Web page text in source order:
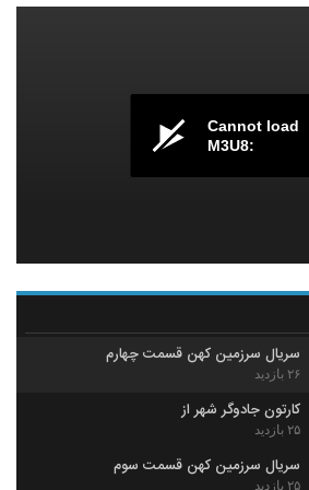
Cannot load
M3U8:
سریال سرزمین کهن قسمت چهارم
۲۶ بازدید
کارتون جادوگر شهر از
۲۵ بازدید
سریال سرزمین کهن قسمت سوم
۲۵ بازدید